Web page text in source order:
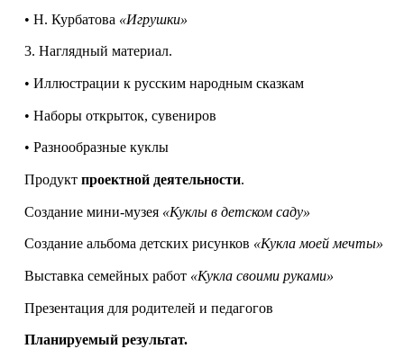
• Н. Курбатова «Игрушки»
3. Наглядный материал.
• Иллюстрации к русским народным сказкам
• Наборы открыток, сувениров
• Разнообразные куклы
Продукт проектной деятельности.
Создание мини-музея «Куклы в детском саду»
Создание альбома детских рисунков «Кукла моей мечты»
Выставка семейных работ «Кукла своими руками»
Презентация для родителей и педагогов
Планируемый результат.